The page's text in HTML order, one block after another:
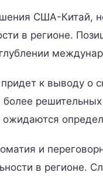
США-Китай,
в регионе.
к выводу о
и
в регионе.